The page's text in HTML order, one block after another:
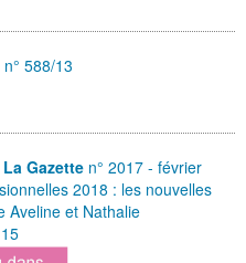
588/13
Gazetten° 2017 - février
2018 : les nouvelles
Aveline et Nathalie